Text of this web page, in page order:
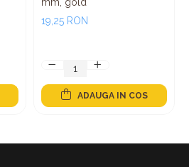
19,25 RON
ADAUGA IN COS